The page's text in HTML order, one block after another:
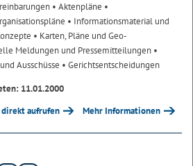
• Aktenpläne •
• Informationsmaterial und
• Karten, Pläne und Geo-
Meldungen und Pressemitteilungen •
Ausschüsse • Gerichtsentscheidungen
11.01.2000
aufrufen Mehr Informationen